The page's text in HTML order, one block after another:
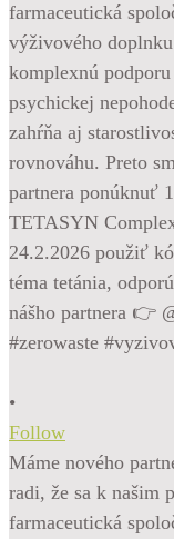
•
Follow
Máme nového
radi, že sa k našim
farmaceutická